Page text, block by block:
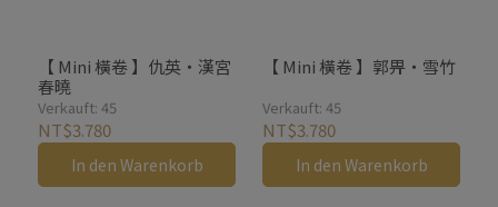
【 Mini 橫卷 】仇英・漢宮
春曉
Verkauft: 45
NT$3.780
In den Warenkorb
【 Mini 橫卷 】郭畀・雪竹
Verkauft: 45
NT$3.780
In den Warenkorb